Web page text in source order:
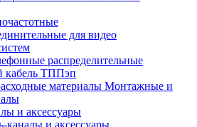
для видео
распределительные
кабель ТППэп
Монтажные и
и аксессуары
каналы и аксессуары